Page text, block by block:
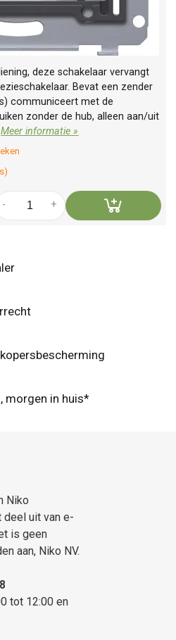
deze schakelaar vervangt
Bevat een zender
communiceert met de
zonder de hub, alleen aan/uit
Meer informatie »
+
-
morgen in huis*
Niko
deel uit van e-
is geen
aan, Niko NV.
tot 12:00 en